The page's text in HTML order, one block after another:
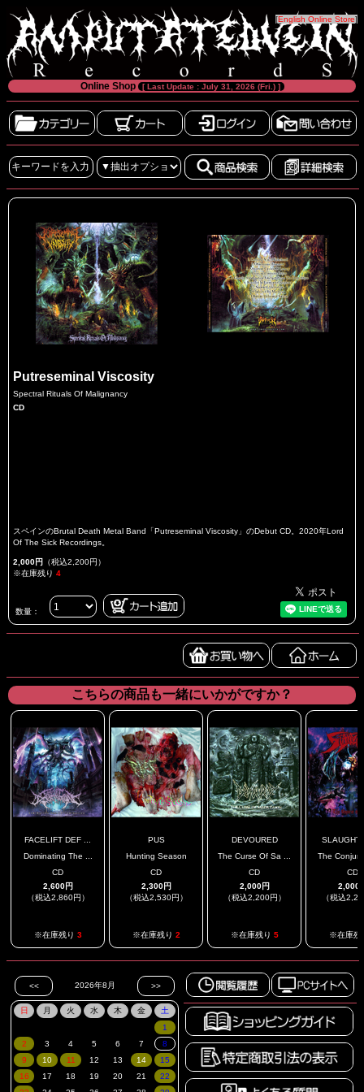
[English Online Store]
Online Shop [ Last Update : July 31, 2026 (Fri.) ]
Putreseminal Viscosity
Spectral Rituals Of Malignancy
CD
スペインのBrutal Death Metal Band「Putreseminal Viscosity」のDebut CD。2020年Lord
Of The Sick Recordings。
2,000円 （税込2,200円）
※在庫残り 4
数量：
こちらの商品も一緒にいかがですか？
FACELIFT DEF ...
Dominating The ...
CD
2,600円
（税込2,860円）
※在庫残り 3
PUS
Hunting Season
CD
2,300円
（税込2,530円）
※在庫残り 2
DEVOURED
The Curse Of Sa ...
CD
2,000円
（税込2,200円）
※在庫残り 5
The
CD
2,000
（税込
※在庫残